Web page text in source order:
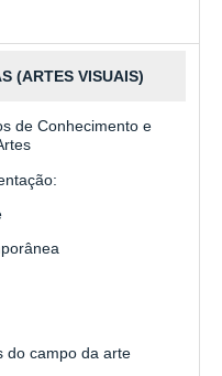
(ARTES VISUAIS)
de Conhecimento e
do campo da arte